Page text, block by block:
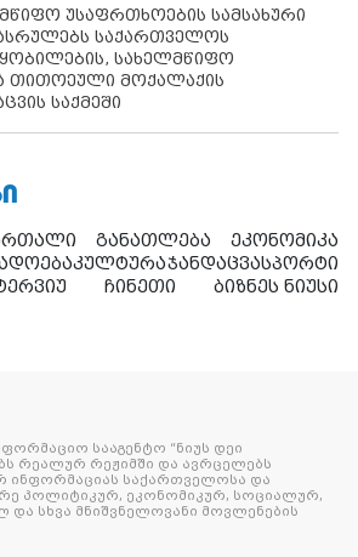
უსაფრთხოების სამსახური
საქართველოს
სახელმწიფო
თითოეული მოქალაქის
საქმეში
განათლება
ეკონომიკა
კულტურაჯანდაცვასპორტი
ჩინეთი ბიზნეს ნიუსი
სააგენტო “ნიუს დეი
რეალურ რეჟიმში და ავრცელებს
ინფორმაციას საქართველოსა და
პოლიტიკურ, ეკონომიკურ, სოციალურ,
სხვა მნიშვნელოვანი მოვლენების